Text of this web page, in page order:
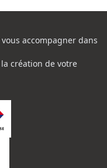
accompagner dans
création de votre